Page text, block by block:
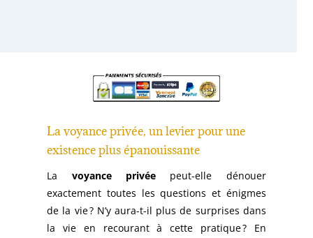
La voyance privée, un levier pour une
existence plus épanouissante
La voyance privée peut-elle dénouer
exactement toutes les questions et énigmes
de la vie ? N’y aura-t-il plus de surprises dans
la vie en recourant à cette pratique ? En